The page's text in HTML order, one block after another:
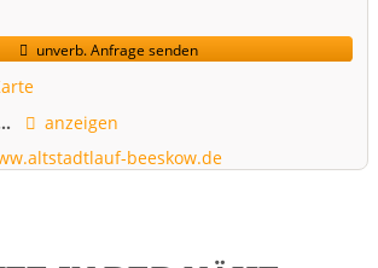
unverb. Anfrage senden
anzeigen
beeskow.de